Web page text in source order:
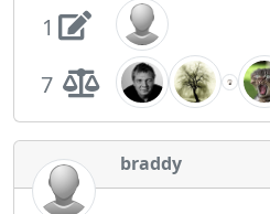
1
7
braddy